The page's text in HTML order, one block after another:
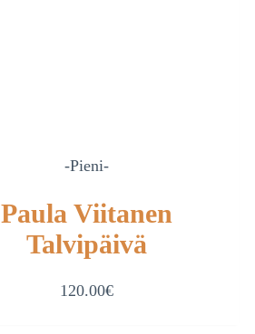
-Pieni-
Paula Viitanen
Talvipäivä
120.00€